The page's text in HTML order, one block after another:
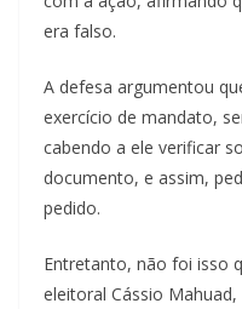
era falso.
A defesa argumentou
exercício de mandato,
cabendo a ele verificar
documento, e assim,
pedido.
Entretanto, não foi isso
eleitoral Cássio